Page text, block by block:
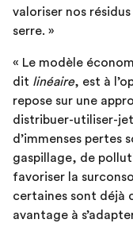
valoriser nos
serre. »
« Le modèle
dit linéaire, est à
repose sur une
distribuer-utiliser-
d’immenses pertes
gaspillage, de
favoriser la
certaines sont déjà
avantage à